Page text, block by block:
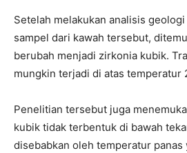
Setelah melakukan analisis
sampel dari kawah tersebut,
berubah menjadi zirkonia kubik.
mungkin terjadi di atas temperatur
Penelitian tersebut juga
kubik tidak terbentuk di bawah
disebabkan oleh temperatur